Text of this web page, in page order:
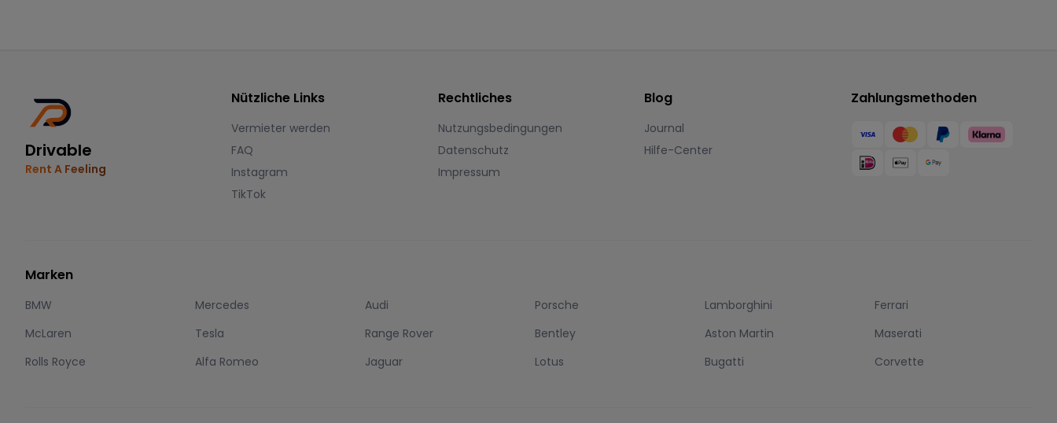
Drivable
Rent A Feeling
Nützliche Links
Vermieter werden
FAQ
Instagram
TikTok
Rechtliches
Nutzungsbedingungen
Datenschutz
Impressum
Blog
Journal
Hilfe-Center
Zahlungsmethoden
Marken
BMW Mercedes Audi Porsche Lamborghini
Ferrari
McLaren
Tesla Range Rover Bentley Aston Martin
Maserati
Rolls Royce
Alfa Romeo Jaguar Lotus Bugatti Corvette